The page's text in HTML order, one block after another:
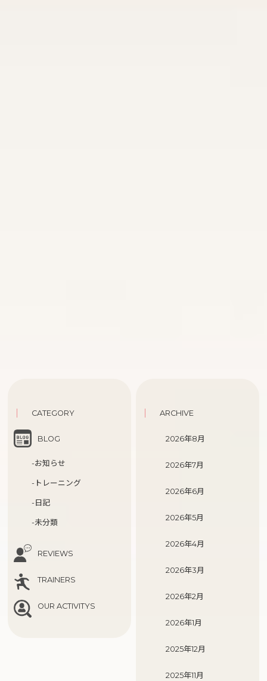
CATEGORY
BLOG
-お知らせ
-トレーニング
-日記
-未分類
REVIEWS
TRAINERS
OUR ACTIVITYS
ARCHIVE
2026年8月
2026年7月
2026年6月
2026年5月
2026年4月
2026年3月
2026年2月
2026年1月
2025年12月
2025年11月